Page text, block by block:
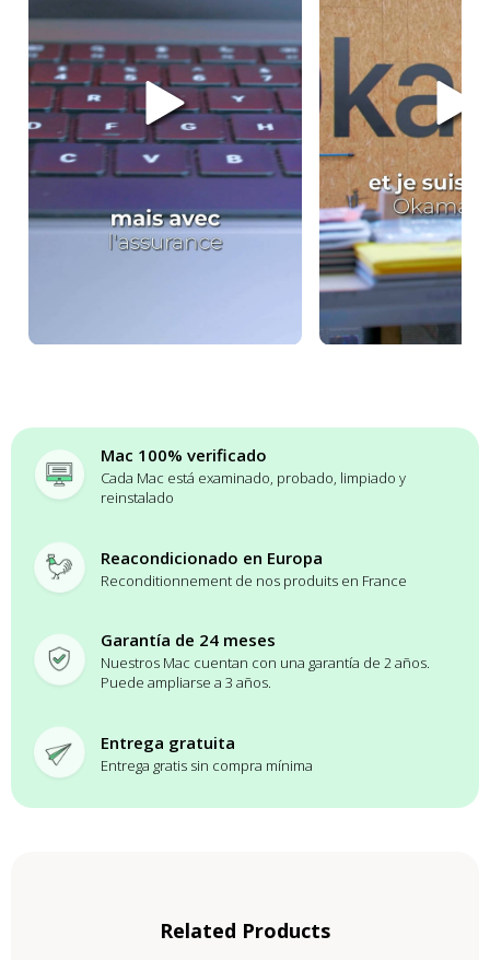
Mac 100% verificado
Cada Mac está examinado, probado, limpiado y
reinstalado
Reacondicionado en Europa
Reconditionnement de nos produits en France
Garantía de 24 meses
Nuestros Mac cuentan con una garantía de 2 años.
Puede ampliarse a 3 años.
Entrega gratuita
Entrega gratis sin compra mínima
Related Products